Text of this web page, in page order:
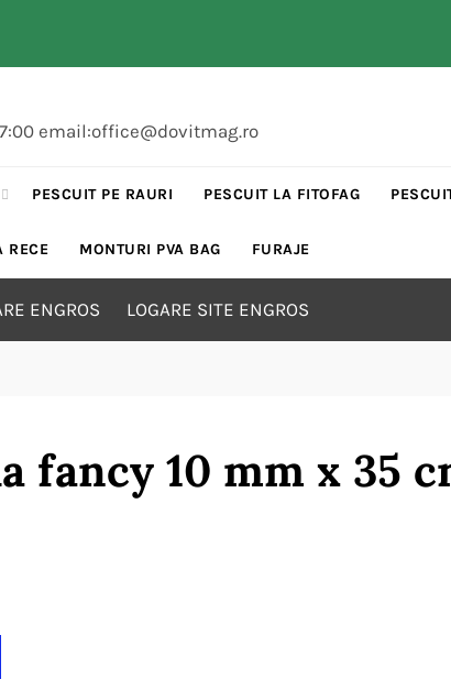
email:office@dovitmag.ro
PESCUIT PE RAURI PESCUIT LA FITOFAG
RECE MONTURI PVA BAG FURAJE
ENGROS LOGARE SITE ENGROS
fancy 10 mm x 35